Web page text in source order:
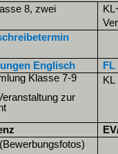
8, zwei
Englisch
Klasse 7-9
zur
KL